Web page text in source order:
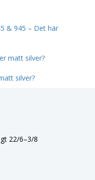
& 945 – Det här
matt silver?
silver?
22/6–3/8